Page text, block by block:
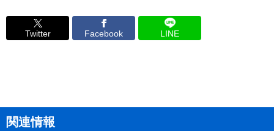
Twitter Facebook LINE
関連情報